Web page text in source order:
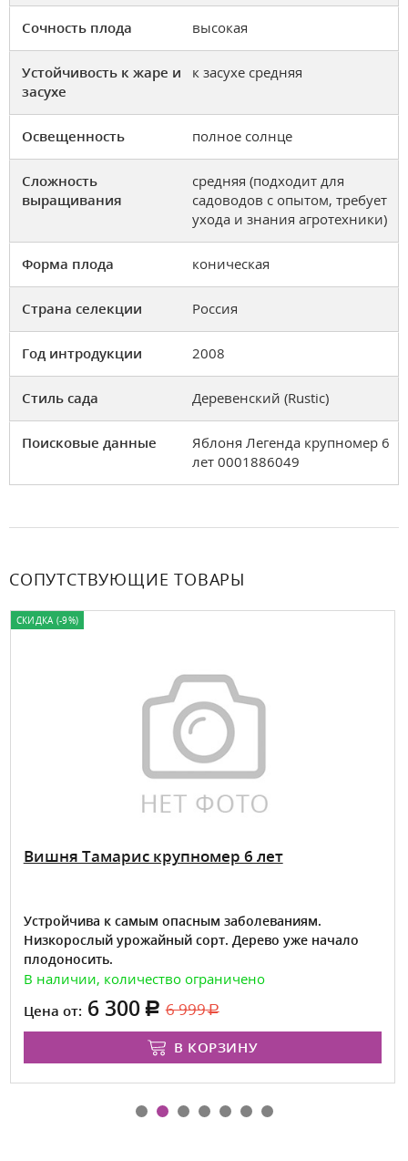
Сочность плода высокая
Устойчивость к жаре и
засухе
к засухе средняя
Освещенность полное солнце
Сложность
выращивания
средняя (подходит для
садоводов с опытом, требует
ухода и знания агротехники)
Форма плода коническая
Страна селекции Россия
Год интродукции 2008
Стиль сада Деревенский (Rustic)
Поисковые данные
Яблоня Легенда крупномер 6
лет 0001886049
СОПУТСТВУЮЩИЕ ТОВАРЫ
СКИДКА (-9%)
Вишня Тамарис крупномер 6 лет
Устройчива к самым опасным заболеваниям.
Низкорослый урожайный сорт. Дерево уже начало
плодоносить.
В наличии, количество ограничено
Цена от: 6 300 6 999
В КОРЗИНУ